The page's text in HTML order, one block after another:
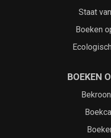
Staat
Boeken
BOEKEN